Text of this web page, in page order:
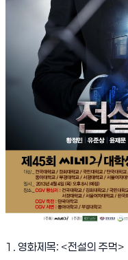
1. 영화제목: <전설의 주먹>